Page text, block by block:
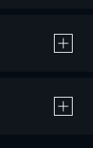
/ レンタルです。